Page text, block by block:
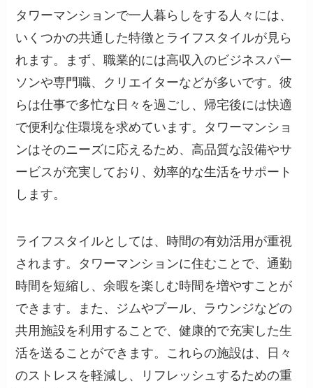
タワーマンションで一人暮らしをする人々には、
いくつかの共通した特徴とライフスタイルが見ら
れます。まず、職業的には高収入のビジネスパー
ソンや専門職、クリエイターなどが多いです。彼
らは仕事で多忙な日々を過ごし、帰宅後には快適
で便利な住環境を求めています。タワーマンショ
ンはそのニーズに応えるため、高品質な設備やサ
ービスが充実しており、効率的な生活をサポート
します。
ライフスタイルとしては、時間の有効活用が重視
されます。タワーマンションに住むことで、通勤
時間を短縮し、余暇を楽しむ時間を増やすことが
できます。また、ジムやプール、ラウンジなどの
共用施設を利用することで、健康的で充実した生
活を送ることができます。これらの施設は、日々
のストレスを軽減し、リフレッシュするための重